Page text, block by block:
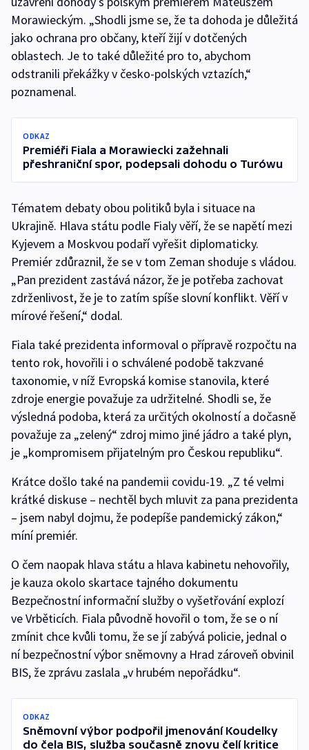
Morawieckým. „Shodli jsme se, že ta dohoda je důležitá
jako ochrana pro občany, kteří žijí v dotčených
oblastech. Je to také důležité pro to, abychom
odstranili překážky v česko-polských vztazích,“
poznamenal.
ODKAZ
Premiéři Fiala a Morawiecki zažehnali
přeshraniční spor, podepsali dohodu o Turówu
Tématem debaty obou politiků byla i situace na
Ukrajině. Hlava státu podle Fialy věří, že se napětí mezi
Kyjevem a Moskvou podaří vyřešit diplomaticky.
Premiér zdůraznil, že se v tom Zeman shoduje s vládou.
„Pan prezident zastává názor, že je potřeba zachovat
zdrženlivost, že je to zatím spíše slovní konflikt. Věří v
mírové řešení,“ dodal.
Fiala také prezidenta informoval o přípravě rozpočtu na
tento rok, hovořili i o schválené podobě takzvané
taxonomie, v níž Evropská komise stanovila, které
zdroje energie považuje za udržitelné. Shodli se, že
výsledná podoba, která za určitých okolností a dočasně
považuje za „zelený“ zdroj mimo jiné jádro a také plyn,
je „kompromisem přijatelným pro Českou republiku“.
Krátce došlo také na pandemii covidu-19. „Z té velmi
krátké diskuse – nechtěl bych mluvit za pana prezidenta
– jsem nabyl dojmu, že podepíše pandemický zákon,“
míní premiér.
O čem naopak hlava státu a hlava kabinetu nehovořily,
je kauza okolo skartace tajného dokumentu
Bezpečnostní informační služby o vyšetřování explozí
ve Vrběticích. Fiala původně hovořil o tom, že se o ní
zmínit chce kvůli tomu, že se jí zabývá policie, jednal o
ní bezpečnostní výbor sněmovny a Hrad zároveň obvinil
BIS, že zprávu zaslala „v hrubém nepořádku“.
ODKAZ
Sněmovní výbor podpořil jmenování Koudelky
do čela BIS, služba současně znovu čelí kritice